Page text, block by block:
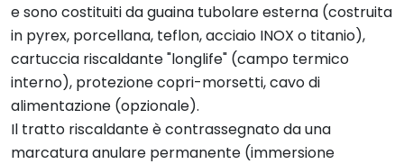
e sono costituiti da guaina tubolare esterna (costruita
in pyrex, porcellana, teflon, acciaio INOX o titanio),
cartuccia riscaldante "longlife" (campo termico
interno), protezione copri-morsetti, cavo di
alimentazione (opzionale).
Il tratto riscaldante è contrassegnato da una
marcatura anulare permanente (immersione